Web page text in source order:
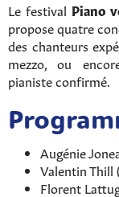
Le festival Piano
propose quatre
des chanteurs
mezzo, ou
pianiste confirmé.
Augénie
Valentin Thill
Florent